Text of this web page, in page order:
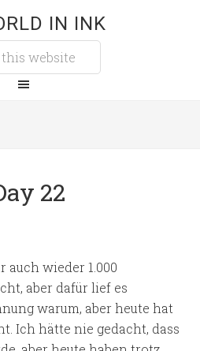
IN INK
22
auch wieder 1.000
aber dafür lief es
warum, aber heute hat
Ich hätte nie gedacht, dass